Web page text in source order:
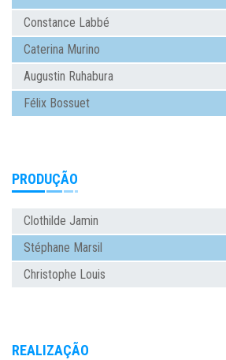
Constance Labbé
Caterina Murino
Augustin Ruhabura
Félix Bossuet
PRODUÇÃO
Clothilde Jamin
Stéphane Marsil
Christophe Louis
REALIZAÇÃO